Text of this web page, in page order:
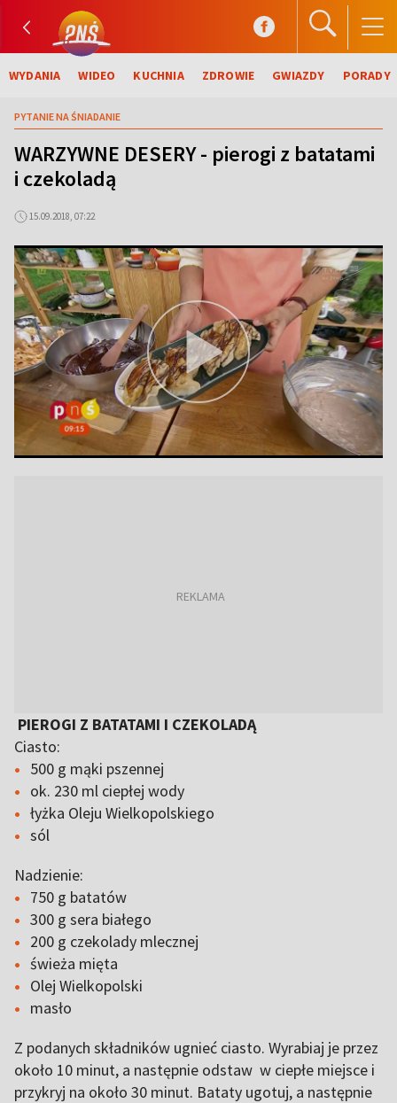
WYDANIA WIDEO KUCHNIA ZDROWIE GWIAZDY PORADY
PYTANIE NA ŚNIADANIE
WARZYWNE DESERY - pierogi z batatami
i czekoladą
15.09.2018, 07:22
PIEROGI Z BATATAMI I CZEKOLADĄ
Ciasto:
500 g mąki pszennej
ok. 230 ml ciepłej wody
łyżka Oleju Wielkopolskiego
sól
Nadzienie:
750 g batatów
300 g sera białego
200 g czekolady mlecznej
świeża mięta
Olej Wielkopolski
masło
Z podanych składników ugnieć ciasto. Wyrabiaj je przez
około 10 minut, a następnie odstaw w ciepłe miejsce i
przykryj na około 30 minut. Bataty ugotuj, a następnie